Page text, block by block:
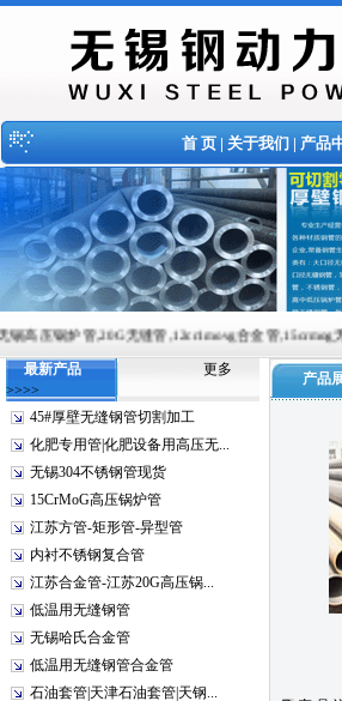
首 页 | 关于我们 | 产品
压锅炉管,20G无缝管,12cr1movg合金管,15crmog
最新产品
更多
>>>>
45#厚壁无缝钢管切割加工
化肥专用管|化肥设备用高压无...
无锡304不锈钢管现货
15CrMoG高压锅炉管
江苏方管-矩形管-异型管
内衬不锈钢复合管
江苏合金管-江苏20G高压锅...
低温用无缝钢管
无锡哈氏合金管
低温用无缝钢管合金管
石油套管|天津石油套管|天钢...
产品